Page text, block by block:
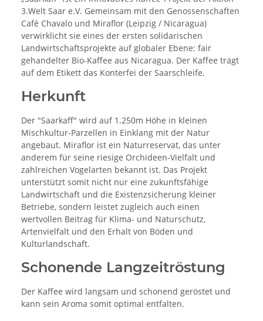
3.Welt Saar e.V. Gemeinsam mit den Genossenschaften
Café Chavalo und Miraflor (Leipzig / Nicaragua)
verwirklicht sie eines der ersten solidarischen
Landwirtschaftsprojekte auf globaler Ebene: fair
gehandelter Bio-Kaffee aus Nicaragua. Der Kaffee trägt
auf dem Etikett das Konterfei der Saarschleife.
Herkunft
Der "Saarkaff" wird auf 1.250m Höhe in kleinen
Mischkultur-Parzellen in Einklang mit der Natur
angebaut. Miraflor ist ein Naturreservat, das unter
anderem für seine riesige Orchideen-Vielfalt und
zahlreichen Vogelarten bekannt ist. Das Projekt
unterstützt somit nicht nur eine zukunftsfähige
Landwirtschaft und die Existenzsicherung kleiner
Betriebe, sondern leistet zugleich auch einen
wertvollen Beitrag für Klima- und Naturschutz,
Artenvielfalt und den Erhalt von Böden und
Kulturlandschaft.
Schonende Langzeitröstung
Der Kaffee wird langsam und schonend geröstet und
kann sein Aroma somit optimal entfalten.